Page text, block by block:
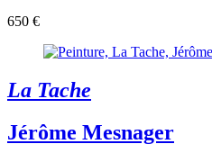
650 €
La Tache
Jérôme Mesnager